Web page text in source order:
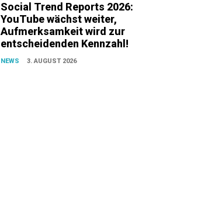
Social Trend Reports 2026:
YouTube wächst weiter,
Aufmerksamkeit wird zur
entscheidenden Kennzahl!
NEWS 3. AUGUST 2026